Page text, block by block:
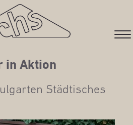
in Aktion
Städ­ti­sches